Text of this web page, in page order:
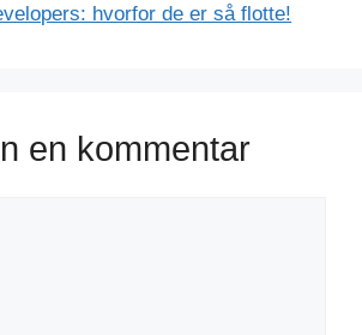
hvorfor de er så flotte!
en kommentar